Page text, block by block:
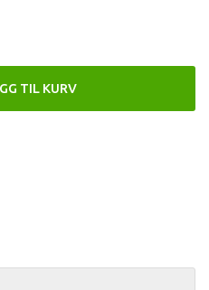
TIL KURV